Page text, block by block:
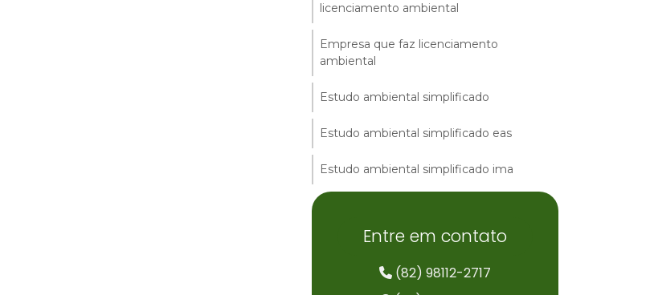
licenciamento ambiental
Empresa que faz licenciamento
ambiental
Estudo ambiental simplificado
Estudo ambiental simplificado eas
Estudo ambiental simplificado ima
Entre em contato
(82) 98112-2717